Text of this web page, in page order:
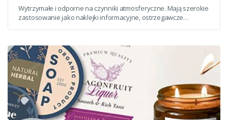
Wytrzymałe i odporne na czynniki atmosferyczne. Mają szerokie
zastosowanie jako naklejki informacyjne, ostrzegawcze